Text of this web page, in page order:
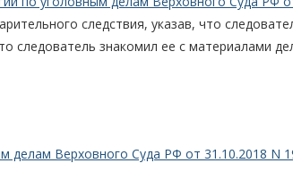
следствия, указав, что
следователь знакомил ее с материалами
делам Верховного Суда РФ от 31.10.2018 N